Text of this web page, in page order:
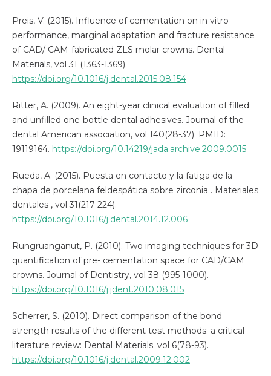
Preis, V. (2015). Influence of cementation on in vitro
performance, marginal adaptation and fracture resistance
of CAD/ CAM-fabricated ZLS molar crowns. Dental
Materials, vol 31 (1363-1369).
https://doi.org/10.1016/j.dental.2015.08.154
Ritter, A. (2009). An eight-year clinical evaluation of filled
and unfilled one-bottle dental adhesives. Journal of the
dental American association, vol 140(28-37). PMID:
19119164. https://doi.org/10.14219/jada.archive.2009.0015
Rueda, A. (2015). Puesta en contacto y la fatiga de la
chapa de porcelana feldespática sobre zirconia . Materiales
dentales , vol 31(217-224).
https://doi.org/10.1016/j.dental.2014.12.006
Rungruanganut, P. (2010). Two imaging techniques for 3D
quantification of pre- cementation space for CAD/CAM
crowns. Journal of Dentistry, vol 38 (995-1000).
https://doi.org/10.1016/j.jdent.2010.08.015
Scherrer, S. (2010). Direct comparison of the bond
strength results of the different test methods: a critical
literature review: Dental Materials. vol 6(78-93).
https://doi.org/10.1016/j.dental.2009.12.002